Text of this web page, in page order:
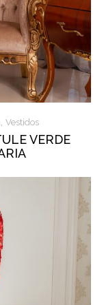
, Vestidos
VERDE